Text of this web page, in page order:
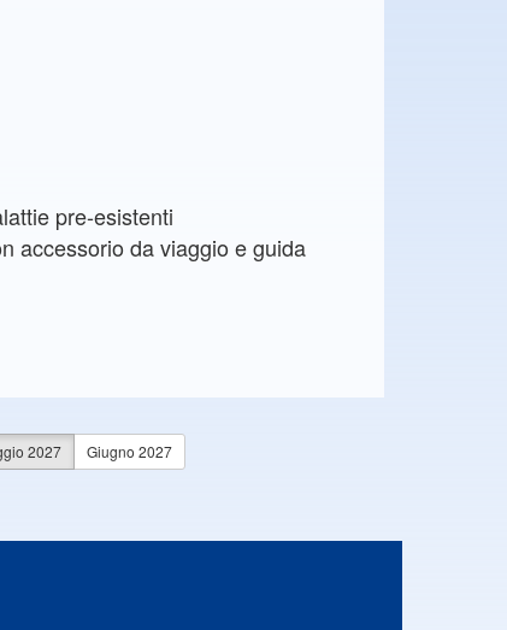
pre-esistenti
accessorio da viaggio e guida
2027 Giugno 2027